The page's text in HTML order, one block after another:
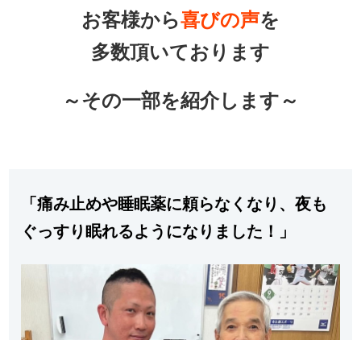
お客様から喜びの声を
多数頂いております
～その一部を紹介します～
「痛み止めや睡眠薬に頼らなくなり、夜も
ぐっすり眠れるようになりました！」